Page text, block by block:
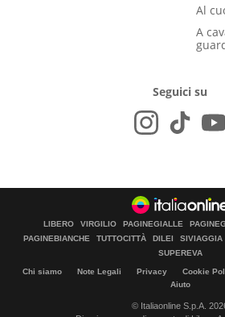
Al
A
Seguici su
LIBERO VIRGILIO PAGINEGIALLE
PAGINEBIANCHE
TUTTOCITTÀ DILEI SIVIAGGIA
SUPEREVA
Chi siamo Note Legali Privacy Cookie
Aiuto
© Italiaonline S.p.A.